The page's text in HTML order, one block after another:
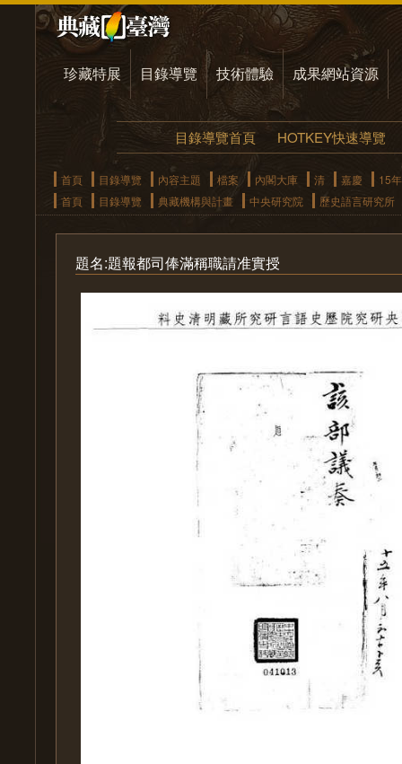
珍藏特展 目錄導覽 技術體驗 成果網站資源
目錄導覽首頁 HOTKEY快速導覽
首頁 目錄導覽 內容主題 檔案 內閣大庫 清 嘉慶
15年
首頁
目錄導覽 典藏機構與計畫 中央研究院 歷史語言研究所
題名:題報都司俸滿稱職請准實授